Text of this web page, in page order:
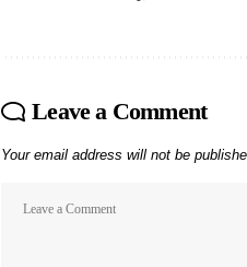
Leave a Comment
Your email address will not be